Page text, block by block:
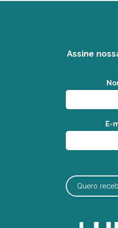
Assine
E-
Quero